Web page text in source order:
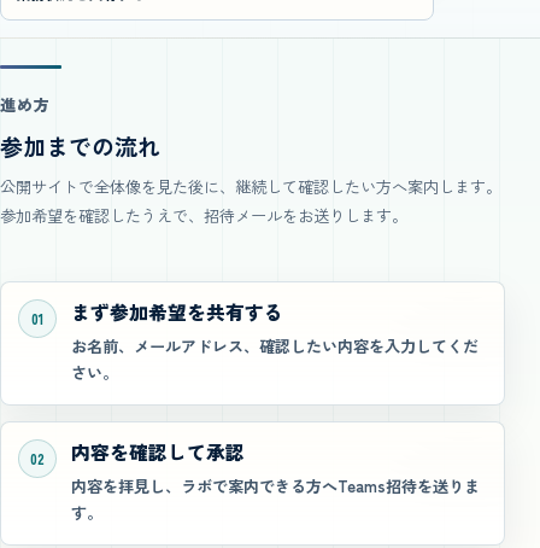
進め方
参加までの流れ
公開サイトで全体像を見た後に、継続して確認したい方へ案内します。
参加希望を確認したうえで、招待メールをお送りします。
01 まず参加希望を共有する
お名前、メールアドレス、確認したい内容を入力してくだ
さい。
02 内容を確認して承認
内容を拝見し、ラボで案内できる方へTeams招待を送りま
す。